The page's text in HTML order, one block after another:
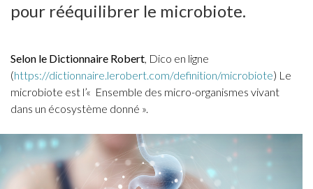
pour rééquilibrer le microbiote.
Selon le Dictionnaire Robert, Dico en ligne
(https://dictionnaire.lerobert.com/definition/microbiote) Le
microbiote est l’« Ensemble des micro-organismes vivant
dans un écosystème donné ».